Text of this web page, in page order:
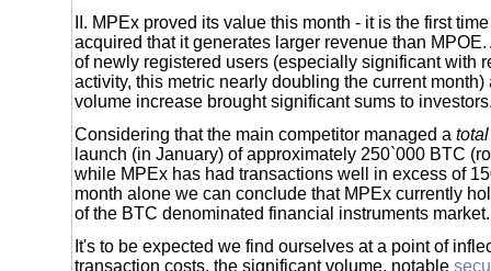
II. MPEx proved its value this month - it is the first
acquired that it generates larger revenue than
of newly registered users (especially significant with
activity, this metric nearly doubling the current
volume increase brought significant sums to
Considering that the main competitor managed a total
launch (in January) of approximately 250`000 BTC
while MPEx has had transactions well in excess of
month alone we can conclude that MPEx currently
of the BTC denominated financial instruments market.
It's to be expected we find ourselves at a point of
transaction costs, the significant volume, notable